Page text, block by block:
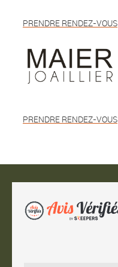
PRENDRE RENDEZ-VOUS
PRENDRE RENDEZ-VOUS